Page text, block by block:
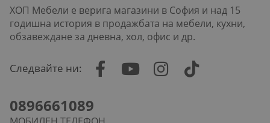
ХОП Мебели е верига магазини в София и над 15
годишна история в продажбата на мебели, кухни,
обзавеждане за дневна, хол, офис и др.
Следвайте ни:
0896661089